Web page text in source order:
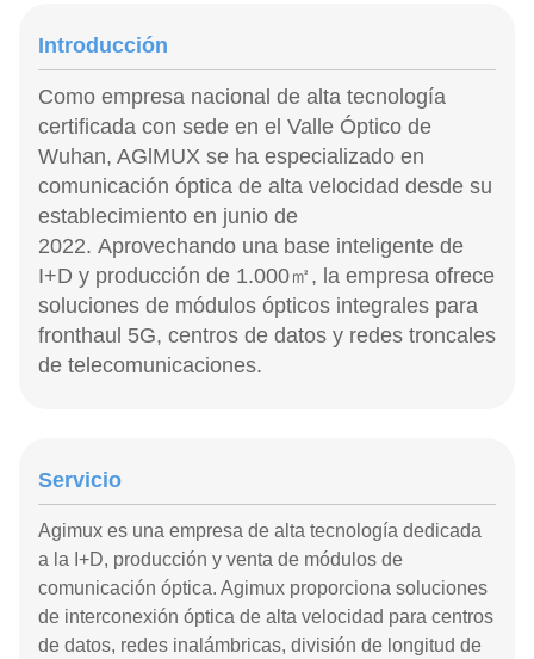
Introducción
Como empresa nacional de alta tecnología
certificada con sede en el Valle Óptico de
Wuhan, AGlMUX se ha especializado en
comunicación óptica de alta velocidad desde su
establecimiento en junio de
2022. Aprovechando una base inteligente de
I+D y producción de 1.000㎡, la empresa ofrece
soluciones de módulos ópticos integrales para
fronthaul 5G, centros de datos y redes troncales
de telecomunicaciones.
Servicio
Agimux es una empresa de alta tecnología dedicada
a la I+D, producción y venta de módulos de
comunicación óptica. Agimux proporciona soluciones
de interconexión óptica de alta velocidad para centros
de datos, redes inalámbricas, división de longitud de